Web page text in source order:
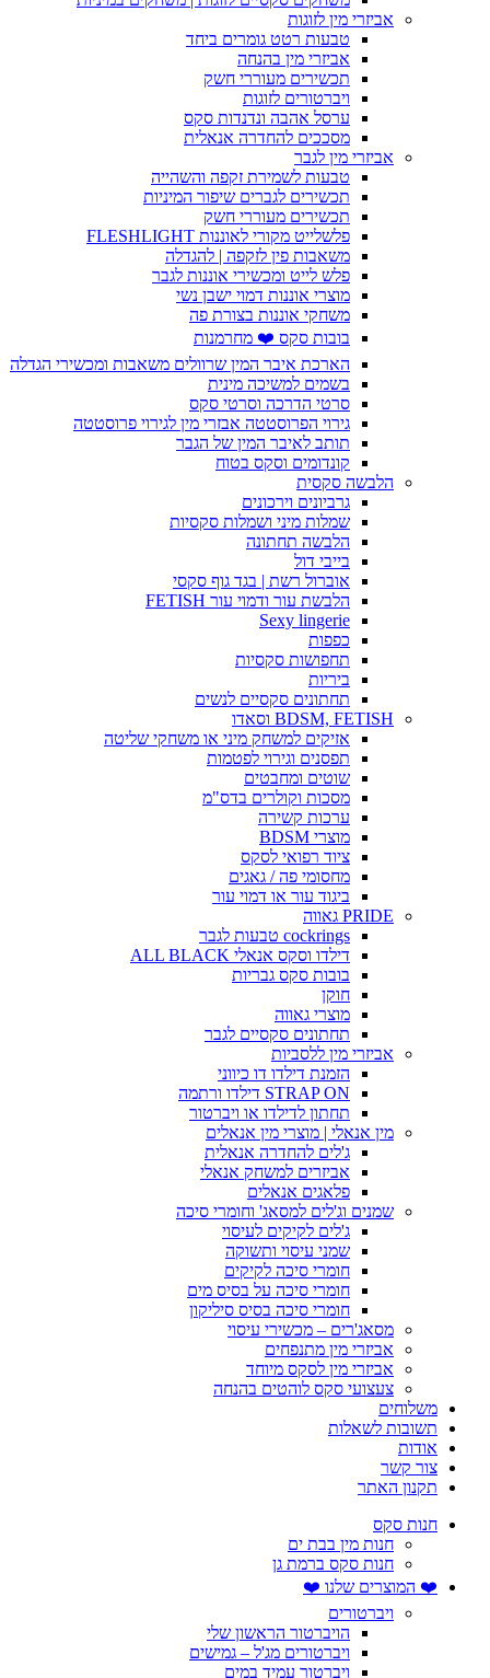
אביזרי מין לזוגות
טבעות רטט גומרים ביחד
אביזרי מין בהנחה
תכשירים מעוררי חשק
ויברטורים לזוגות
ערסל אהבה ונדנדות סקס
מסככים להחדרה אנאלית
אביזרי מין לגבר
טבעות לשמירת זקפה והשהייה
תכשירים לגברים שיפור המיניות
תכשירים מעוררי חשק
פלשלייט מקורי לאוננות FLESHLIGHT
משאבות פין לזקפה | להגדלה
פלש לייט ומכשירי אוננות לגבר
מוצרי אוננות דמוי ישבן נשי
משחקי אוננות בצורת פה
בובות סקס ❤️ מחרמנות
הארכת איבר המין שרוולים משאבות ומכשירי הגדלה
בשמים למשיכה מינית
סרטי הדרכה וסרטי סקס
גירוי הפרוסטטה אבזרי מין לגירוי פרוסטטה
תותב לאיבר המין של הגבר
קונדומים וסקס בטוח
הלבשה סקסית
גרביונים וירכונים
שמלות מיני ושמלות סקסיות
הלבשה תחתונה
בייבי דול
אוברול רשת | בגד גוף סקסי
הלבשת עור ודמוי עור FETISH
Sexy lingerie
כפפות
תחפושות סקסיות
ביריות
תחתונים סקסיים לנשים
BDSM, FETISH וסאדו
אזיקים למשחק מיני או משחקי שליטה
תפסנים וגירוי לפטמות
שוטים ומחבטים
מסכות וקולרים בדס"מ
ערכות קשירה
מוצרי BDSM
ציוד רפואי לסקס
מחסומי פה / גאגים
ביגוד עור או דמוי עור
PRIDE גאווה
cockrings טבעות לגבר
דילדו וסקס אנאלי ALL BLACK
בובות סקס גבריות
חוקן
מוצרי גאווה
תחתונים סקסיים לגבר
אביזרי מין ללסביות
הזמנת דילדו דו כיווני
STRAP ON דילדו ורתמה
תחתון לדילדו או ויברטור
מין אנאלי | מוצרי מין אנאלים
ג'לים להחדרה אנאלית
אביזרים למשחק אנאלי
פלאגים אנאלים
שמנים וג'לים למסאג' וחומרי סיכה
ג'לים לקיקים לעיסוי
שמני עיסוי ותשוקה
חומרי סיכה לקיקים
חומרי סיכה על בסיס מים
חומרי סיכה בסיס סיליקון
מסאג'רים – מכשירי עיסוי
אביזרי מין מתנפחים
אביזרי מין לסקס מיוחד
צעצועי סקס לוהטים בהנחה
משלוחים
תשובות לשאלות
אודות
צור קשר
תקנון האתר
חנות סקס
חנות מין בבת ים
חנות סקס ברמת גן
❤️ המוצרים שלנו ❤️
ויברטורים
הויברטור הראשון שלי
ויברטורים מג'ל – גמישים
ויברטור עמיד במים